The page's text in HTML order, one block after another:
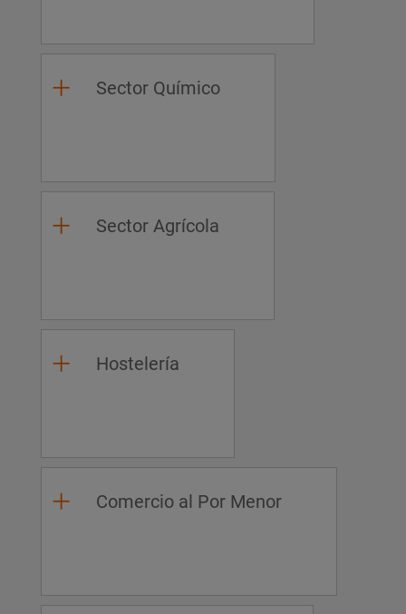
Sector Químico
Sector Agrícola
Hostelería
Comercio al Por Menor